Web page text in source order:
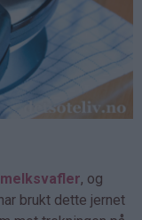
, og
brukt dette jernet